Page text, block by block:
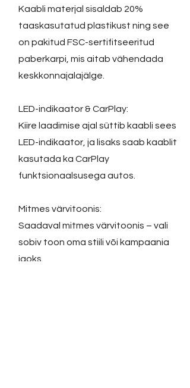
Kaabli materjal sisaldab 20%
taaskasutatud plastikust ning see
on pakitud FSC-sertifitseeritud
paberkarpi, mis aitab vähendada
keskkonnajalajälge.
LED-indikaator & CarPlay:
Kiire laadimise ajal süttib kaabli sees
LED-indikaator, ja lisaks saab kaablit
kasutada ka CarPlay
funktsionaalsusega autos.
Mitmes värvitoonis:
Saadaval mitmes värvitoonis – vali
sobiv toon oma stiili või kampaania
jaoks.